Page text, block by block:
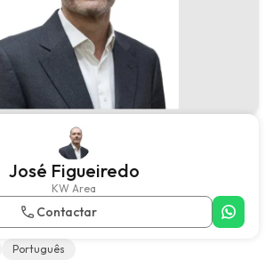
José Figueiredo
KW Area
Contactar
Português